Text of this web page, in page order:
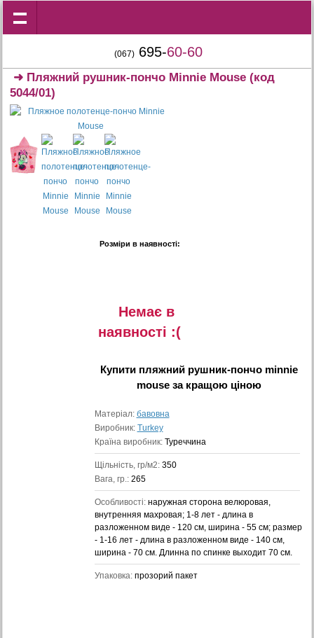
(067) 695-60-60
➜ Пляжний рушник-пончо Minnie Mouse (код
5044/01)
Розміри в наявності:
Немає в
наявностi :(
Купити пляжний рушник-пончо minnie
mouseза кращою ціною
Матеріал: бавовна
Виробник: Turkey
Країна виробник: Туреччина
Щільність, гр/м2: 350
Вага, гр.: 265
Особливості: наружная сторона велюровая,
внутренняя махровая; 1-8 лет - длина в
разложенном виде - 120 см, ширина - 55 см; размер
- 1-16 лет - длина в разложенном виде - 140 см,
ширина - 70 см. Длинна по спинке выходит 70 см.
Упаковка: прозорий пакет